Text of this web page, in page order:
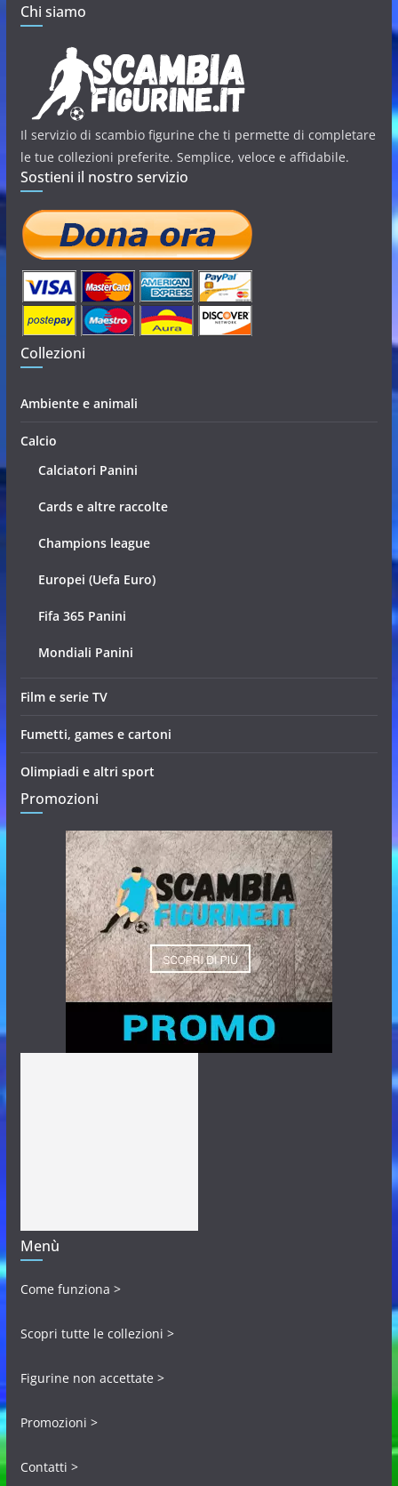
Chi siamo
Il servizio di scambio figurine che ti permette di completare
le tue collezioni preferite. Semplice, veloce e affidabile.
Sostieni il nostro servizio
Collezioni
Ambiente e animali
Calcio
Calciatori Panini
Cards e altre raccolte
Champions league
Europei (Uefa Euro)
Fifa 365 Panini
Mondiali Panini
Film e serie TV
Fumetti, games e cartoni
Olimpiadi e altri sport
Promozioni
Menù
Come funziona >
Scopri tutte le collezioni >
Figurine non accettate >
Promozioni >
Contatti >